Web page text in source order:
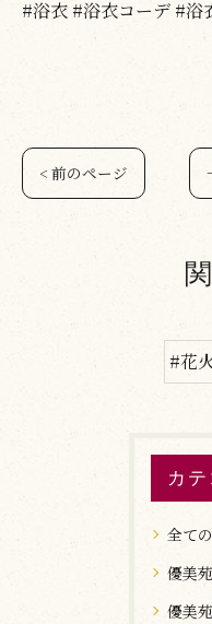
#浴衣 #浴衣コーデ #浴
< 前のページ
#花
カ
全て
優美
優美